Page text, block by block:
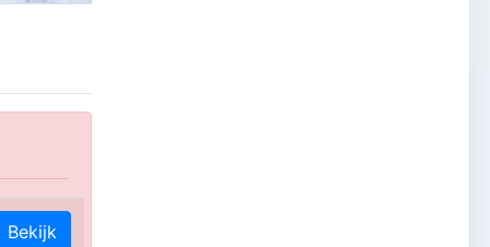
Bekijk